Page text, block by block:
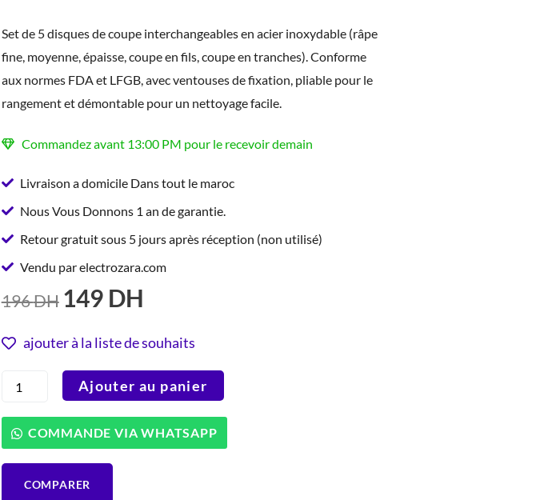
Set de 5 disques de coupe interchangeables en acier inoxydable (râpe
fine, moyenne, épaisse, coupe en fils, coupe en tranches). Conforme
aux normes FDA et LFGB, avec ventouses de fixation, pliable pour le
rangement et démontable pour un nettoyage facile.
Commandez avant 13:00 PM pour le recevoir demain
Livraison a domicile Dans tout le maroc
Nous Vous Donnons 1 an de garantie.
Retour gratuit sous 5 jours après réception (non utilisé)
Vendu par electrozara.com
196DH LE
INITIAL
ÉTAIT :
196 DH.
149 DH
ACTUEL
EST :
149 DH.
ajouter à la liste de souhaits
AC56
Coupe-
plastique
Ajouter au panier
COMMANDE VIA WHATSAPP
COMPARER